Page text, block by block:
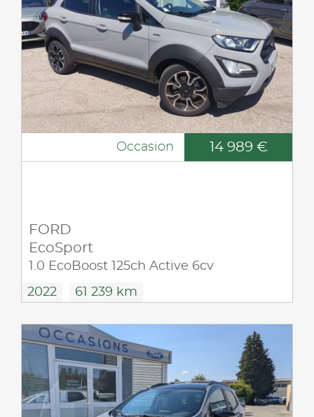
Occasion 14 989 €
FORD
EcoSport
1.0 EcoBoost 125ch Active 6cv
2022 61 239 km